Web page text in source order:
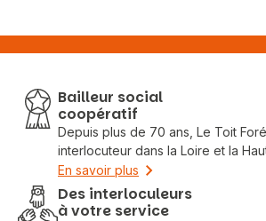
Bailleur social
coopératif
Depuis plus de 70 ans, Le Toit
interlocuteur dans la Loire et la
En savoir plus
Des interloculeurs
à votre service